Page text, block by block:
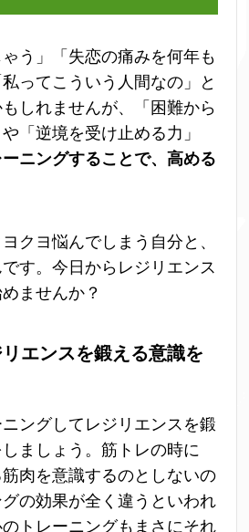
ゃう」「失恋の痛みを何年も
ってこういう人間なの」と
しれませんが、「困難から
「逆境を受け止める力」
ニングすることで、高める
クヨ悩んでしまう自分と、
す。今日からレジリエンス
ませんか？
エンスを鍛える意識を
ングしてレジリエンスを鍛
ましょう。筋トレの時に
肉を意識するのとしないの
の効果が全く違うといわれ
トレーニングもまさにそれ